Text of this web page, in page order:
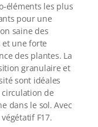
éléments les plus
pour une
saine des
et une forte
des plantes. La
granulaire et
sont idéales
de
dans le sol. Avec
F17.